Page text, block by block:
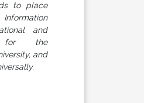
to place
and
for the
and